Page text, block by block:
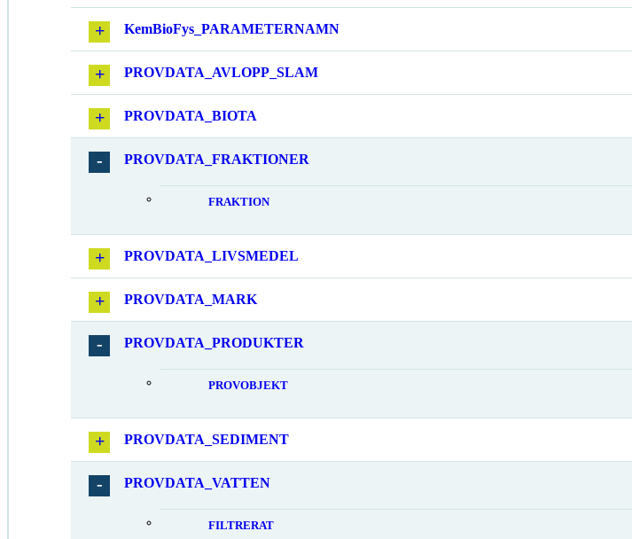
KemBioFys_PARAMETERNAMN
PROVDATA_AVLOPP_SLAM
PROVDATA_BIOTA
PROVDATA_FRAKTIONER
FRAKTION
PROVDATA_LIVSMEDEL
PROVDATA_MARK
PROVDATA_PRODUKTER
PROVOBJEKT
PROVDATA_SEDIMENT
PROVDATA_VATTEN
FILTRERAT